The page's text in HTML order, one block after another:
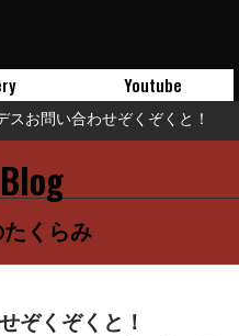
Youtube
スお問い合わせぞくぞくと！
くらみ
ぞくぞくと！